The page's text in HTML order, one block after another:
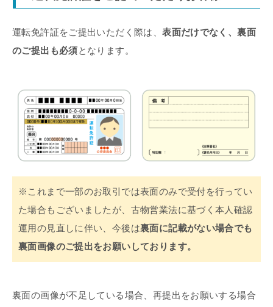
運転免許証をご提出いただく際は、表面だけでなく、裏面
のご提出も必須となります。
※これまで一部のお取引では表面のみで受付を行ってい
た場合もございましたが、古物営業法に基づく本人確認
運用の見直しに伴い、今後は裏面に記載がない場合でも
裏面画像のご提出をお願いしております。
裏面の画像が不足している場合、再提出をお願いする場合